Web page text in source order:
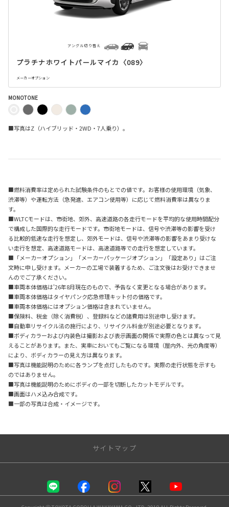
プラチナホワイトパールマイカ〈089〉
メーカーオプション
アングル切り替え
MONOTONE
■写真はZ（ハイブリッド・2WD・7人乗り）。
■燃料消費率は定められた試験条件のもとでの値です。お客様の使用環境（気象、
渋滞等）や運転方法（急発進、エアコン使用等）に応じて燃料消費率は異なりま
す。
■WLTCモードは、市街地、郊外、高速道路の各走行モードを平均的な使用時間配分
で構成した国際的な走行モードです。市街地モードは、信号や渋滞等の影響を受け
る比較的低速な走行を想定し、郊外モードは、信号や渋滞等の影響をあまり受けな
い走行を想定、高速道路モードは、高速道路等での走行を想定しています。
■「メーカーオプション」「メーカーパッケージオプション」「設定あり」はご注
文時に申し受けます。メーカーの工場で装着するため、ご注文後はお受けできませ
んのでご了承ください。
■車両本体価格は'26年8月現在のもので、予告なく変更となる場合があります。
■車両本体価格はタイヤパンク応急修理キット付の価格です。
■車両本体価格にはオプション価格は含まれていません。
■保険料、税金（除く消費税）、登録料などの諸費用は別途申し受けます。
■自動車リサイクル法の施行により、リサイクル料金が別途必要となります。
■ボディカラーおよび内装色は撮影および表示画面の関係で実際の色とは異なって見
えることがあります。また、実車においてもご覧になる環境（屋内外、光の角度等）
により、ボディカラーの見え方は異なります。
■写真は機能説明のために各ランプを点灯したものです。実際の走行状態を示すも
のではありません。
■写真は機能説明のためにボディの一部を切断したカットモデルです。
■画面はハメ込み合成です。
■一部の写真は合成・イメージです。
サイトマップ